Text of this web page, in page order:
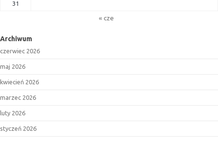
31
« cze
Archiwum
czerwiec 2026
maj 2026
kwiecień 2026
marzec 2026
luty 2026
styczeń 2026